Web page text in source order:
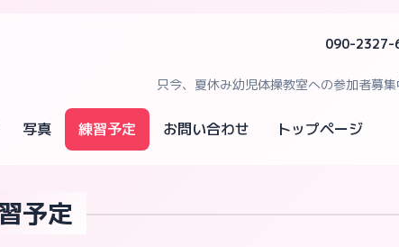
090-2327-
只今、夏休み幼児体操教室への参加者募集
写真 練習予定 お問い合わせ トップページ
予定